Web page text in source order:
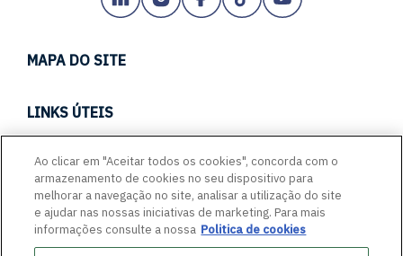
ACESSIBILIDADE
QUEM SOMOS
MAPA DO SITE
CARREIRAS
EMPREENDA CONOSCO
FALE COM A GENTE
LINKS ÚTEIS
PORTAL DE FORNECEDORES
GLASSDOOR
Ao clicar em "Aceitar todos os cookies", concorda com o
armazenamento de cookies no seu dispositivo para
melhorar a navegação no site, analisar a utilização do site
e ajudar nas nossas iniciativas de marketing. Para mais
informações consulte a nossa Politica de cookies